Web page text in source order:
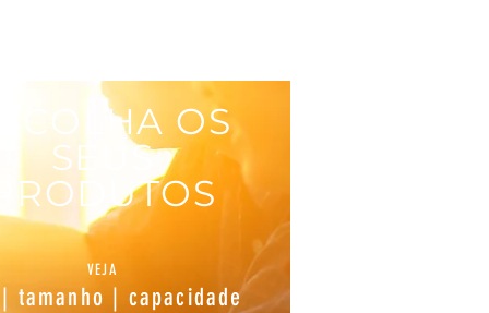
OS
SEUS
PRODUTOS
VEJA
tamanho | capacidade